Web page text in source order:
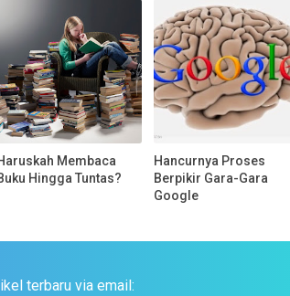
Membaca
Hingga Tuntas?
Hancurnya Proses
Berpikir Gara-Gara
Google
terbaru via email: